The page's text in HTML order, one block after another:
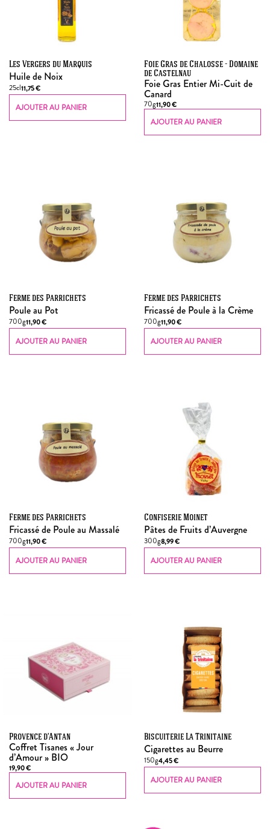
Les Vergers du Marquis
Huile de Noix
25cl11,75€
AJOUTER AU PANIER
Foie Gras de Chalosse - Domaine
de Castelnau
Foie Gras Entier Mi-Cuit de
Canard
70g11,90€
AJOUTER AU PANIER
Ferme des Parrichets
Poule au Pot
700g11,90€
AJOUTER AU PANIER
Ferme des Parrichets
Fricassé de Poule à la Crème
700g11,90€
AJOUTER AU PANIER
Ferme des Parrichets
Fricassé de Poule au Massalé
700g11,90€
AJOUTER AU PANIER
Confiserie Moinet
Pâtes de Fruits d’Auvergne
300g8,99€
AJOUTER AU PANIER
Provence d'Antan
Coffret Tisanes « Jour
d’Amour » BIO
19,90€
AJOUTER AU PANIER
Biscuiterie La Trinitaine
Cigarettes au Beurre
150g4,45€
AJOUTER AU PANIER